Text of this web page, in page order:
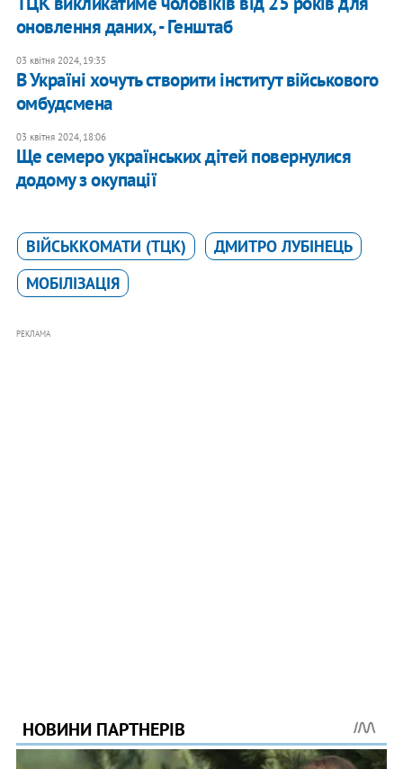
оновлення даних, - Генштаб
03 квітня 2024, 19:35
В Україні хочуть створити інститут військового
омбудсмена
03 квітня 2024, 18:06
Ще семеро українських дітей повернулися
додому з окупації
ВІЙСЬККОМАТИ (ТЦК)
ДМИТРО ЛУБІНЕЦЬ
МОБІЛІЗАЦІЯ
РЕКЛАМА